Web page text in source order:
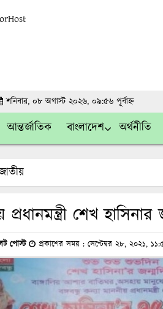
শনিবার, ০৮ অগাস্ট ২০২৬, ০৯:৫৬ পূর্বাহ্ন
আন্তর্জাতিক বাংলাদেশ অর্থনীতি
প্রধানমন্ত্রী শেখ
পোস্ট প্রকাশের সময় : সেপ্টেম্বর ২৮, ২০২১,